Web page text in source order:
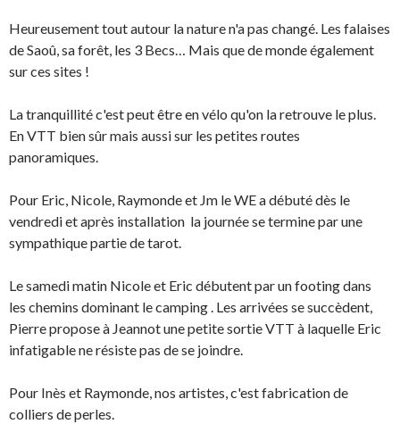
Heureusement tout autour la nature n'a pas changé. Les falaises
de Saoû, sa forêt, les 3 Becs… Mais que de monde également
sur ces sites !
La tranquillité c'est peut être en vélo qu'on la retrouve le plus.
En VTT bien sûr mais aussi sur les petites routes
panoramiques.
Pour Eric, Nicole, Raymonde et Jm le WE a débuté dès le
vendredi et après installation la journée se termine par une
sympathique partie de tarot.
Le samedi matin Nicole et Eric débutent par un footing dans
les chemins dominant le camping . Les arrivées se succèdent,
Pierre propose à Jeannot une petite sortie VTT à laquelle Eric
infatigable ne résiste pas de se joindre.
Pour Inès et Raymonde, nos artistes, c'est fabrication de
colliers de perles.